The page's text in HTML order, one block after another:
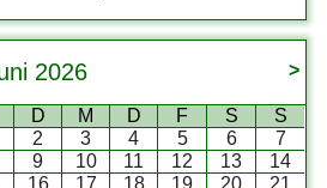
2026 >
D M D F S
S
2 3 4 5 6
7
9 10 11 12 13
14
16 17 18 19 20 21